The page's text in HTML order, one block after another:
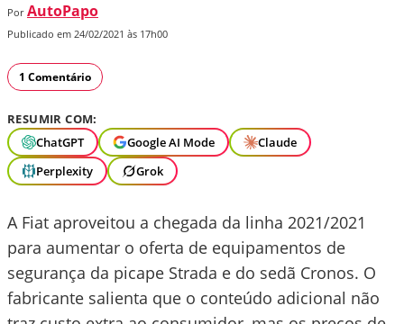
Por AutoPapo
Publicado em 24/02/2021 às 17h00
1 Comentário
RESUMIR COM:
ChatGPT
Google AI Mode
Claude
Perplexity
Grok
A Fiat aproveitou a chegada da linha 2021/2021
para aumentar o oferta de equipamentos de
segurança da picape Strada e do sedã Cronos. O
fabricante salienta que o conteúdo adicional não